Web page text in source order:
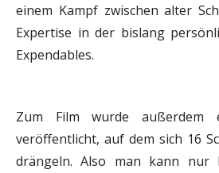
einem Kampf zwischen alter
Expertise in der bislang
Expendables.
Zum Film wurde außerdem
veröffentlicht, auf dem sich 16
drängeln. Also man kann nur